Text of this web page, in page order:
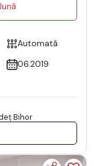
Automată
06.2019
Bihor